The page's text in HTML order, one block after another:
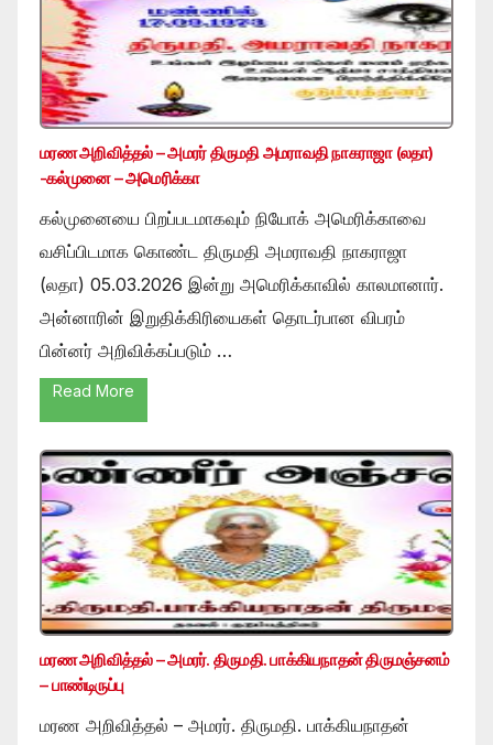
மரண அறிவித்தல் – அமரர் திருமதி அமராவதி நாகராஜா (லதா)
-கல்முனை – அமெரிக்கா
கல்முனையை பிறப்படமாகவும் நியோக் அமெரிக்காவை
வசிப்பிடமாக கொண்ட திருமதி அமராவதி நாகராஜா
(லதா) 05.03.2026 இன்று அமெரிக்காவில் காலமானார்.
அன்னாரின் இறுதிக்கிரியைகள் தொடர்பான விபரம்
பின்னர் அறிவிக்கப்படும் …
Read More
மரண அறிவித்தல் – அமரர். திருமதி. பாக்கியநாதன் திருமஞ்சனம்
– பாண்டிருப்பு
மரண அறிவித்தல் – அமரர். திருமதி. பாக்கியநாதன்